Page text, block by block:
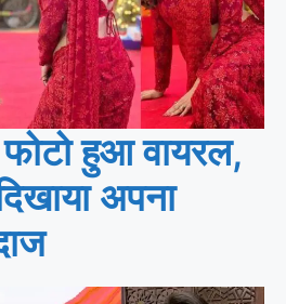
फोटो हुआ वायरल,
अपना